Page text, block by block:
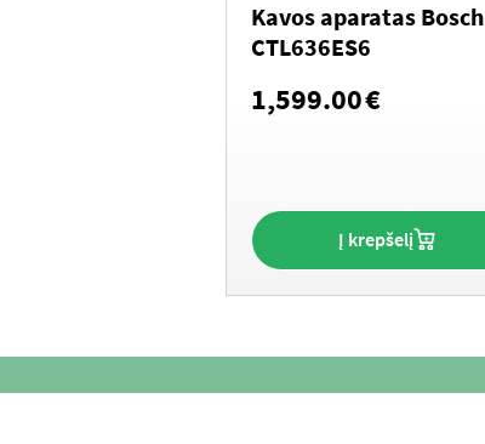
Kavos aparatas Bosch
CTL636ES6
1,599.00€
Į krepšelį